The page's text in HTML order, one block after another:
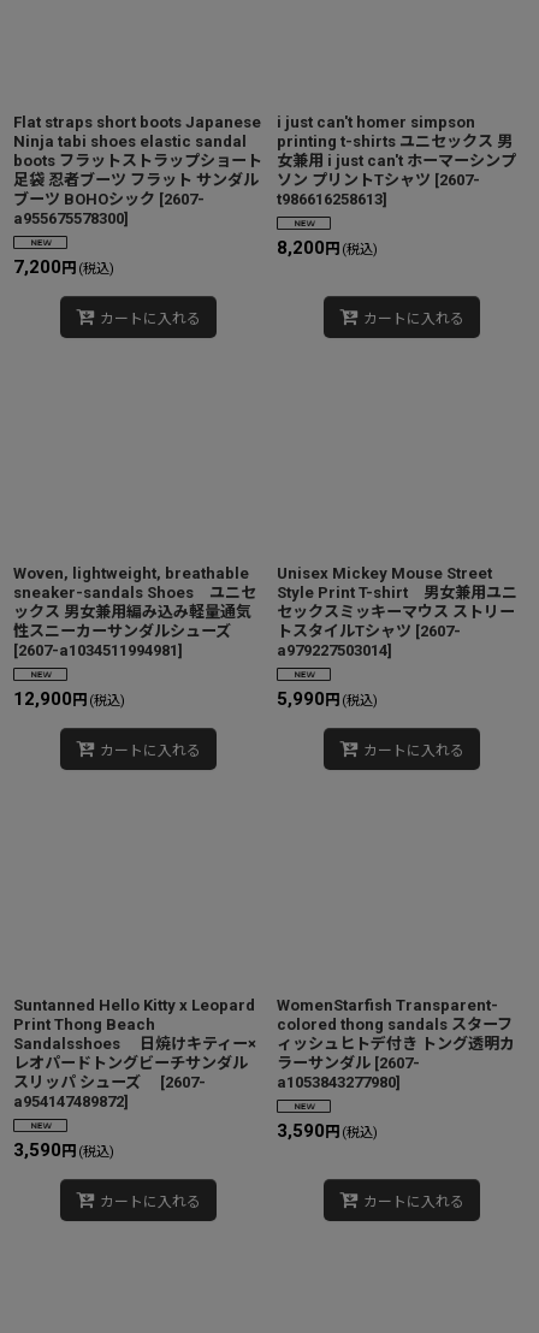
Flat straps short boots Japanese
Ninja tabi shoes elastic sandal
boots フラットストラップショート
足袋 忍者ブーツ フラット サンダル
ブーツ BOHOシック [2607-
a955675578300]
7,200 円 (税込)
カートに入れる
i just can't homer simpson
printing t-shirts ユニセックス 男
女兼用 i just can't ホーマーシンプ
ソン プリントTシャツ [2607-
t986616258613]
8,200 円 (税込)
カートに入れる
Woven, lightweight, breathable
sneaker-sandals Shoes ユニセ
ックス 男女兼用編み込み軽量通気
性スニーカーサンダルシューズ
[2607-a1034511994981]
12,900 円 (税込)
カートに入れる
Unisex Mickey Mouse Street
Style Print T-shirt 男女兼用ユニ
セックスミッキーマウス ストリー
トスタイルTシャツ [2607-
a979227503014]
5,990 円 (税込)
カートに入れる
Suntanned Hello Kitty x Leopard
Print Thong Beach
Sandalsshoes 日焼けキティー×
レオパードトングビーチサンダル
スリッパ シューズ
[2607-
a954147489872]
3,590 円 (税込)
カートに入れる
WomenStarfish Transparent-
colored thong sandals スターフ
ィッシュヒトデ付き トング透明カ
ラーサンダル [2607-
a1053843277980]
3,590 円 (税込)
カートに入れる